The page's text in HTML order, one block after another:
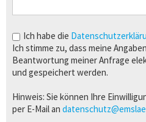
Ich habe die
Ich stimme zu, dass meine
Beantwortung meiner Anfrage
und gespeichert werden.
Hinweis: Sie können Ihre
per E-Mail an